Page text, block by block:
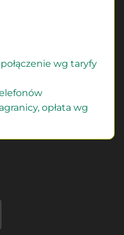
połączenie wg taryfy
opłata wg